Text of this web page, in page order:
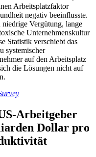
Arbeitsplatzfaktor
negativ beeinflusste.
Vergütung, lange
Unternehmenskultur
Statistik verschiebt das
systemischer
auf den Arbeitsplatz
die Lösungen nicht auf
Arbeitgeber
Dollar pro